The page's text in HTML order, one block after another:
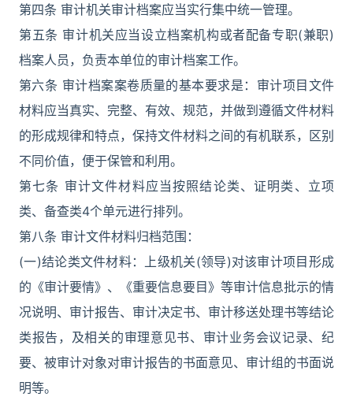
第四条 审计机关审计档案应当实行集中统一管理。
第五条 审计机关应当设立档案机构或者配备专职(兼职)
档案人员，负责本单位的审计档案工作。
第六条 审计档案案卷质量的基本要求是：审计项目文件
材料应当真实、完整、有效、规范，并做到遵循文件材料
的形成规律和特点，保持文件材料之间的有机联系，区别
不同价值，便于保管和利用。
第七条 审计文件材料应当按照结论类、证明类、立项
类、备查类4个单元进行排列。
第八条 审计文件材料归档范围：
(一)结论类文件材料：上级机关(领导)对该审计项目形成
的《审计要情》、《重要信息要目》等审计信息批示的情
况说明、审计报告、审计决定书、审计移送处理书等结论
类报告，及相关的审理意见书、审计业务会议记录、纪
要、被审计对象对审计报告的书面意见、审计组的书面说
明等。